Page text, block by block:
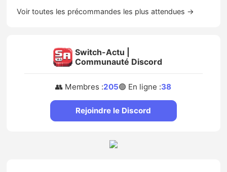
Voir toutes les précommandes les plus attendues →
Switch-Actu |
Communauté Discord
👥 Membres :205🟢 En ligne :38
Rejoindre le Discord